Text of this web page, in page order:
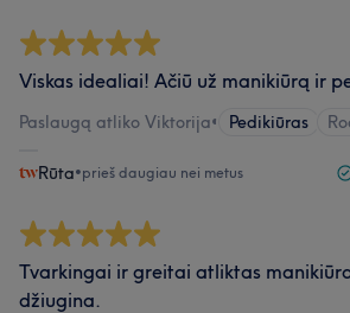
Viskas idealiai! Ačiū už manikiūrą ir
Paslaugą atliko Viktorija• Pedikiūras
Rūta•prieš daugiau nei metus
Tvarkingai ir greitai atliktas
džiugina.